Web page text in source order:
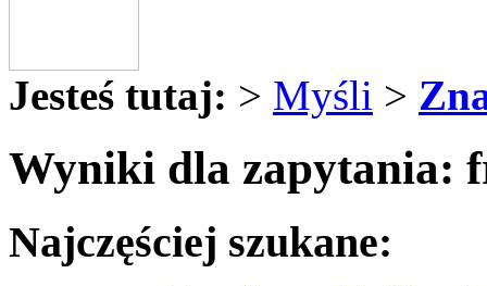
Jesteś tutaj: > Myśli >
Wyniki dla zapytania:
Najczęściej szukane: